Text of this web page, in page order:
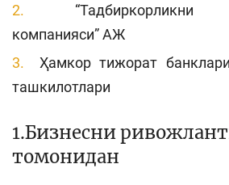
“Тадбиркорликни
компанияси” АЖ
Ҳамкор тижорат
ташкилотлари
1.Бизнесни
томонидан